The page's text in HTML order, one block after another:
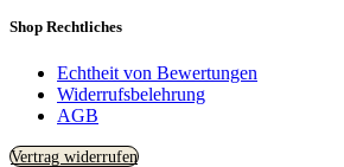
Shop Rechtliches
Echtheit von Bewertungen
Widerrufsbelehrung
AGB
Vertrag widerrufen